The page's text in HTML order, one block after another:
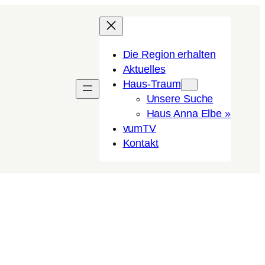
Die Region erhalten
Aktuelles
Haus-Traum
Unsere Suche
Haus Anna Elbe »
vumTV
Kon­takt